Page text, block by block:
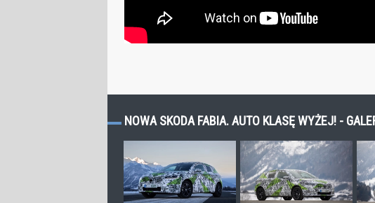
NOWA SKODA FABIA. AUTO KLASĘ WYŻEJ! -